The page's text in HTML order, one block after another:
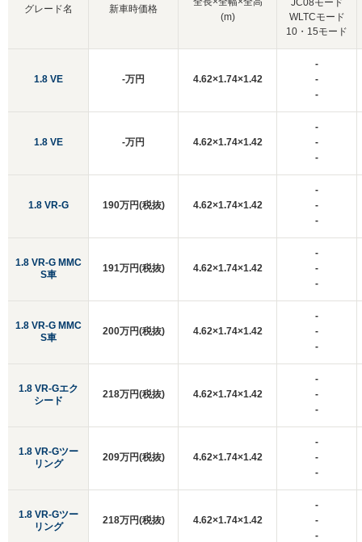
グレード名
1.8 VE
1.8 VE
1.8 VR-G
1.8 VR-G MMC
S車
1.8 VR-G MMC
S車
1.8 VR-Gエク
シード
1.8 VR-Gツー
リング
1.8 VR-Gツー
リング
新車時価格
(m)
JC08モード
WLTCモード
10・15モード
-万円 4.62×1.74×1.42
-
-
-
-万円 4.62×1.74×1.42
-
-
-
190万円(税抜) 4.62×1.74×1.42
-
-
-
191万円(税抜) 4.62×1.74×1.42
-
-
-
200万円(税抜) 4.62×1.74×1.42
-
-
-
218万円(税抜) 4.62×1.74×1.42
-
-
-
209万円(税抜) 4.62×1.74×1.42
-
-
-
218万円(税抜) 4.62×1.74×1.42
-
-
-